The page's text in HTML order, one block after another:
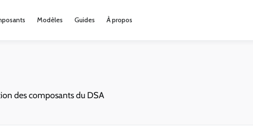
Modèles Guides À propos
des composants du DSA